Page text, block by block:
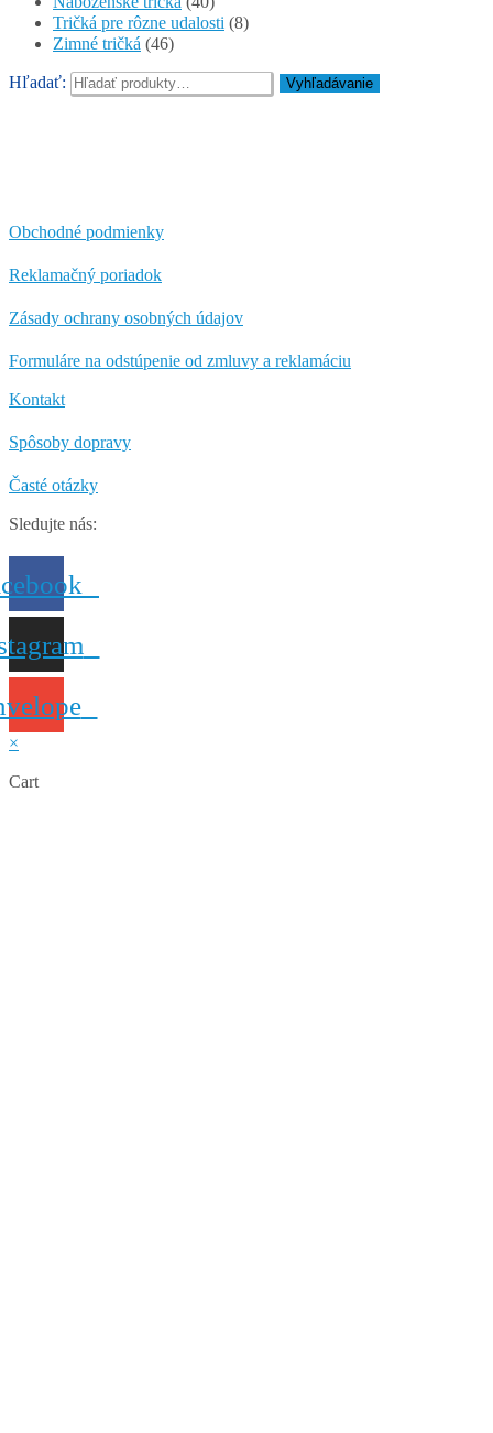
Tričká pre rôzne udalosti (8)
Zimné tričká (46)
Hľadať: Vyhľadávanie
Obchodné podmienky
Reklamačný poriadok
Zásady ochrany osobných údajov
Formuláre na odstúpenie od zmluvy a reklamáciu
Kontakt
Spôsoby dopravy
Časté otázky
Sledujte nás:
×
Cart